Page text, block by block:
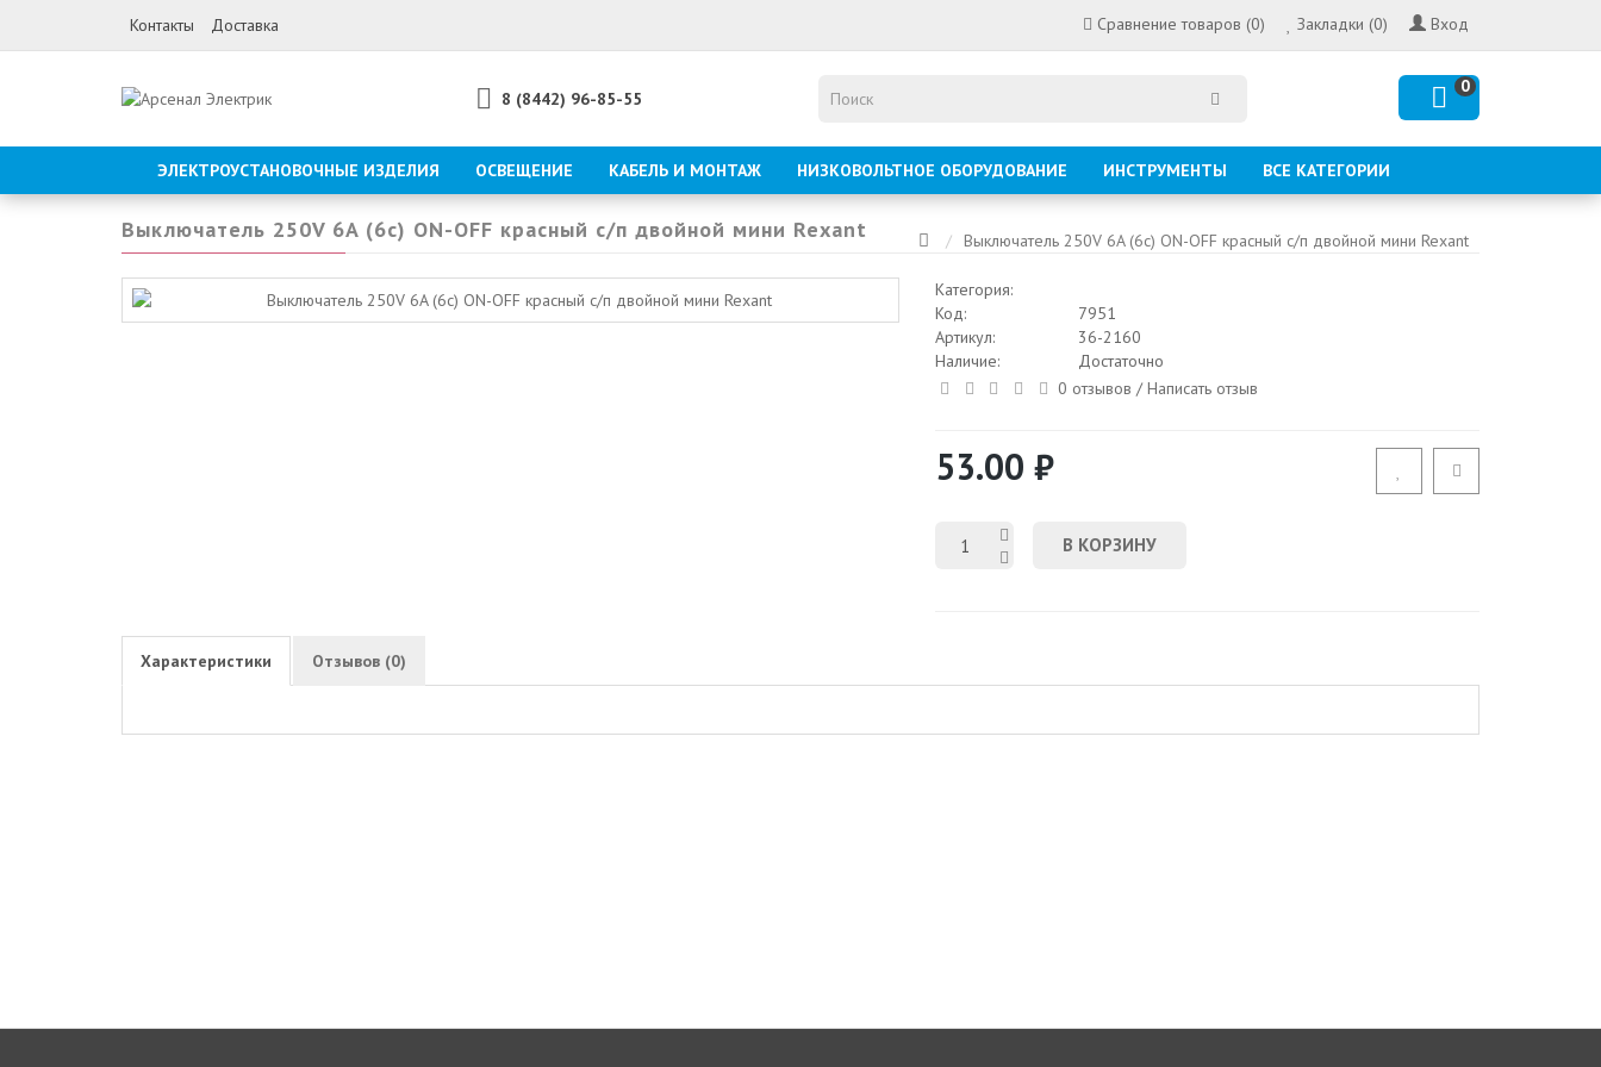
Контакты Доставка Вход
Закладки (0)
Сравнение товаров (0)
8 (8442) 96-85-55
0
ЭЛЕКТРОУСТАНОВОЧНЫЕ ИЗДЕЛИЯ ОСВЕЩЕНИЕ КАБЕЛЬ И МОНТАЖ НИЗКОВОЛЬТНОЕ ОБОРУДОВАНИЕ ИНСТРУМЕНТЫ ВСЕ КАТЕГОРИИ
Выключатель 250V 6A (6c) ON-OFF красный с/п двойной мини Rexant
Выключатель 250V 6A (6c) ON-OFF красный с/п двойной мини Rexant
Категория:
Код:
7951
Артикул:
36-2160
Наличие:
Достаточно
0 отзывов /Написать отзыв
53.00 ₽
В КОРЗИНУ
Характеристики Отзывов (0)